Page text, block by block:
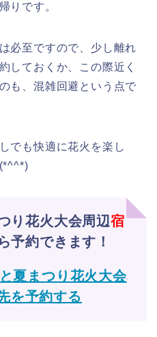
りです。
必至ですので、少し離れ
しておくか、この際近く
も、混雑回避という点で
でも快適に花火を楽し
り花火大会周辺宿
予約できます！
夏まつり花火大会
を予約する